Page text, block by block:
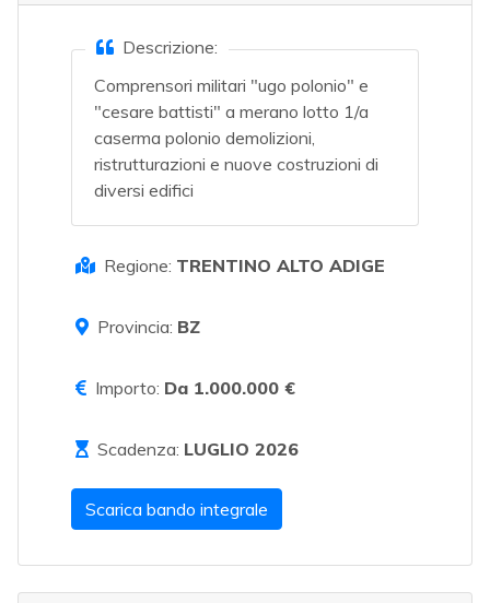
Descrizione:
Comprensori militari "ugo polonio" e
"cesare battisti" a merano lotto 1/a
caserma polonio demolizioni,
ristrutturazioni e nuove costruzioni di
diversi edifici
Regione: TRENTINO ALTO ADIGE
Provincia: BZ
Importo: Da 1.000.000 €
Scadenza: LUGLIO 2026
Scarica bando integrale